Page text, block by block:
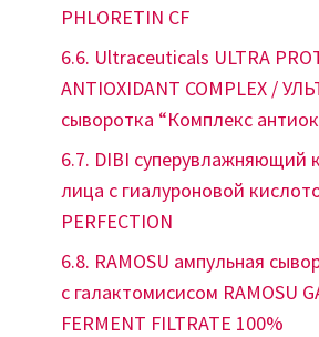
PHLORETIN CF
Ultraceuticals ULTRA
ANTIOXIDANT COMPLEX /
сыворотка “Комплекс
DIBI cуперувлажняющий
лица с гиалуроновой
PERFECTION
RAMOSU ампульная
с галактомисисом RAMOSU
FERMENT FILTRATE 100%